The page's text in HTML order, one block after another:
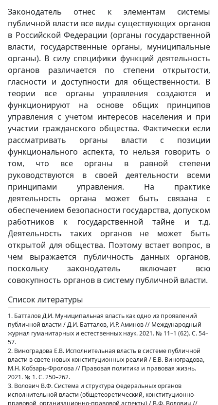
Законодатель отнес к элементам системы
публичной власти все виды существующих органов
в Российской Федерации (органы государственной
власти, государственные органы, муниципальные
органы). В силу специфики функций деятельность
органов различается по степени открытости,
гласности и доступности для общественности. В
теории все органы управления создаются и
функционируют на основе общих принципов
управления с учетом интересов населения и при
участии гражданского общества. Фактически если
рассматривать органы власти с позиции
функционального аспекта, то нельзя говорить о
том, что все органы в равной степени
руководствуются в своей деятельности всеми
принципами управления. На практике
деятельность органа может быть связана с
обеспечением безопасности государства, допуском
работников к государственной тайне и т.д.
Деятельность таких органов не может быть
открытой для общества. Поэтому встает вопрос, в
чем выражается публичность данных органов,
поскольку законодатель включает всю
совокупность органов в систему публичной власти.
Список литературы
1. Батталов Д.И. Муниципальная власть как одно из проявлений
публичной власти / Д.И. Батталов, И.Р. Аминов // Международный
журнал гуманитарных и естественных наук. 2021. № 11–1 (62). С. 54–
57.
2. Виноградова Е.В. Исполнительная власть в системе публичной
власти в свете новых конституционных реалий / Е.В. Виноградова,
М.Н. Кобзарь-Фролова // Правовая политика и правовая жизнь.
2021. № 1. С. 250–262.
3. Волович В.Ф. Система и структура федеральных органов
исполнительной власти (общетеоретический, конституционно-
правовой, организационно-правовой аспекты) / В.Ф. Волович //